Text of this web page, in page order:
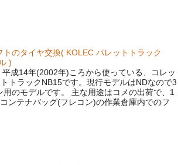
トのタイヤ交換( KOLEC パレットトラック
)
平成14年(2002年)ころから使っている、コレッ
トラックNB15です。現行モデルはNDなので3
用のモデルです。 主な用途はコメの出荷で、1
ンテナバッグ(フレコン)の作業倉庫内でのフ